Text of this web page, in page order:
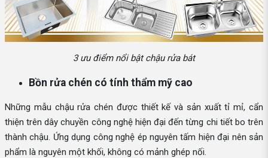
3 ưu điểm nổi bật chậu rửa bát
Bồn rửa chén có tính thẩm mỹ cao
Những mẫu chậu rửa chén được thiết kế và sản xuất tỉ mỉ, cẩn
thiện trên dây chuyền công nghệ hiện đại đến từng chi tiết bo trên
thành chậu. Ứng dụng công nghệ ép nguyên tấm hiện đại nên sản
phẩm là nguyên một khối, không có mảnh ghép nối.